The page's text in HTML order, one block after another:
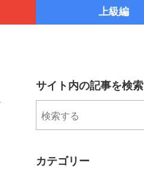
上級編
サイト内の記事を検索
カテゴリー